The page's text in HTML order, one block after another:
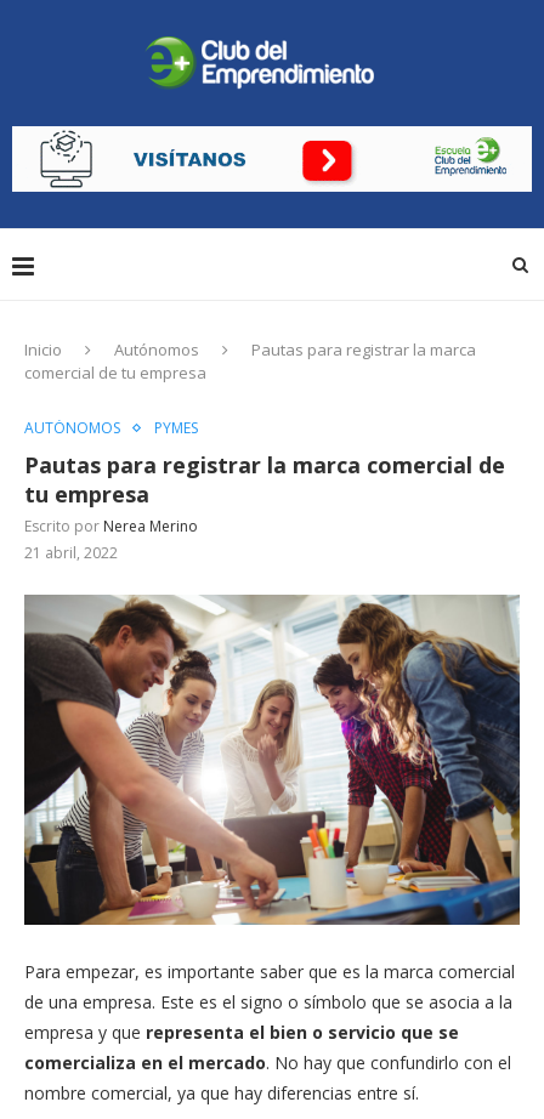
Inicio Autónomos
Pautas para registrar la marca
comercial de tu empresa
AUTÓNOMOS PYMES
Pautas para registrar la marca comercial de
tu empresa
Escrito por Nerea Merino
21 abril, 2022
Para empezar, es importante saber que es la marca comercial
de una empresa. Este es el signo o símbolo que se asocia a la
empresa y que representa el bien o servicio que se
comercializa en el mercado. No hay que confundirlo con el
nombre comercial, ya que hay diferencias entre sí.